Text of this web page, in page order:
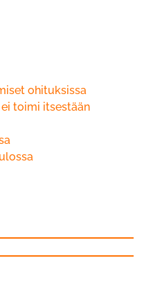
ohituksissa
toimi itsestään